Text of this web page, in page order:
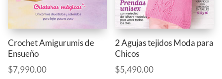
Crochet Amigurumis de
Ensueño
$7,990.00
2 Agujas tejidos Moda para
Chicos
$5,490.00